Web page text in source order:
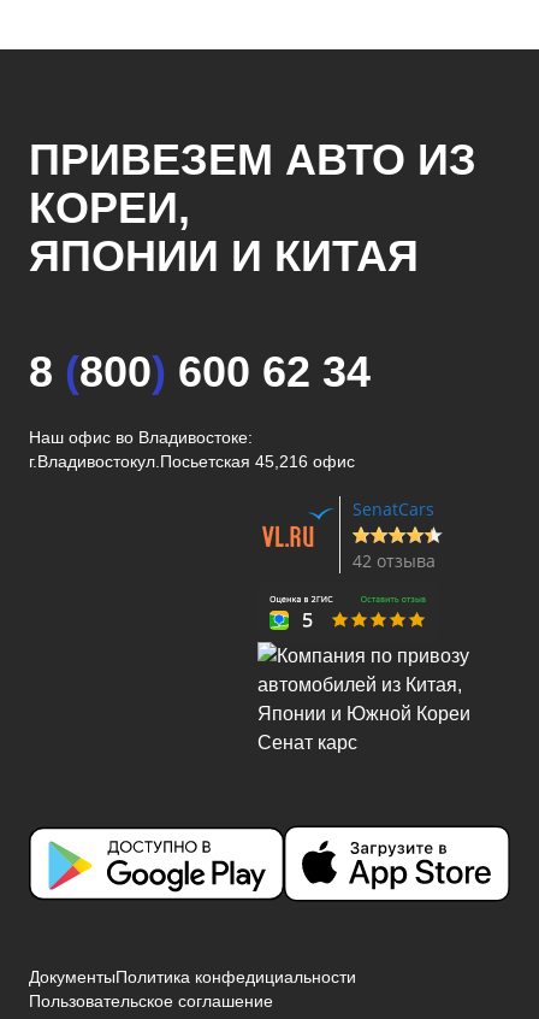
ПРИВЕЗЕМ АВТО ИЗ
КОРЕИ,
ЯПОНИИ И КИТАЯ
8 (800) 600 62 34
Наш офис во Владивостоке:
г.Владивостокул.Посьетская 45,216 офис
SenatCars
42 отзыва
ДокументыПолитика конфедициальности
Пользовательское соглашение